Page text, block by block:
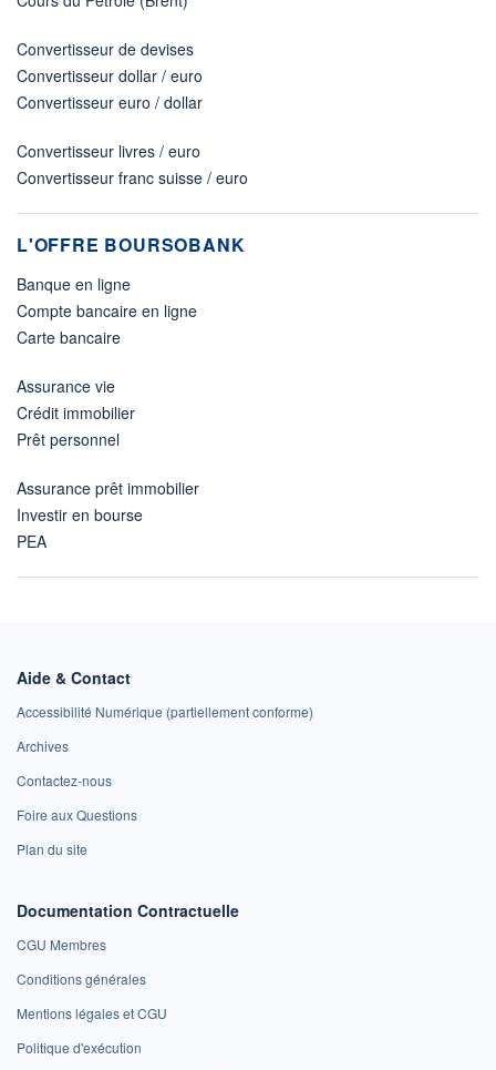
Convertisseur de devises
Convertisseur dollar / euro
Convertisseur euro / dollar
Convertisseur livres / euro
Convertisseur franc suisse / euro
L'OFFRE BOURSOBANK
Banque en ligne
Compte bancaire en ligne
Carte bancaire
Assurance vie
Crédit immobilier
Prêt personnel
Assurance prêt immobilier
Investir en bourse
PEA
Aide & Contact
Accessibilité Numérique (partiellement conforme)
Archives
Contactez-nous
Foire aux Questions
Plan du site
Documentation Contractuelle
CGU Membres
Conditions générales
Mentions légales et CGU
Politique d'exécution